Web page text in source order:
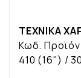
ΤΕΧΝΙΚΑ
Κωδ.
410 (16'') /